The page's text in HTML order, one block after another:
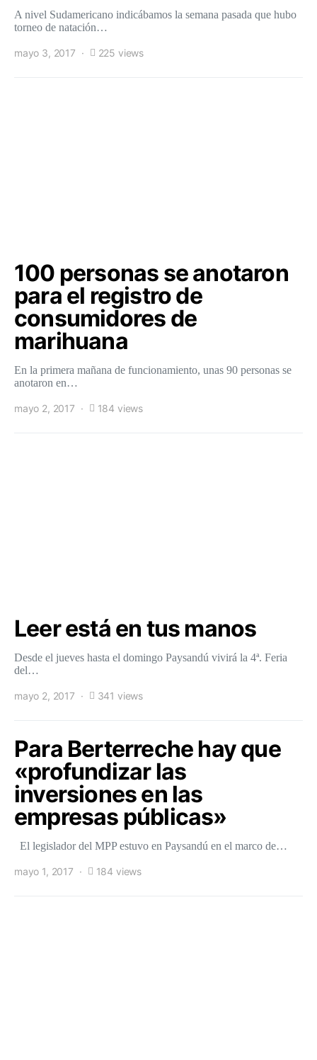
A nivel Sudamericano indicábamos la semana pasada que hubo
torneo de natación…
mayo 3, 2017 225 views
100 personas se anotaron
para el registro de
consumidores de
marihuana
En la primera mañana de funcionamiento, unas 90 personas se
anotaron en…
mayo 2, 2017 184 views
Leer está en tus manos
Desde el jueves hasta el domingo Paysandú vivirá la 4ª. Feria
del…
mayo 2, 2017 341 views
Para Berterreche hay que
«profundizar las
inversiones en las
empresas públicas»
El legislador del MPP estuvo en Paysandú en el marco de…
mayo 1, 2017 184 views